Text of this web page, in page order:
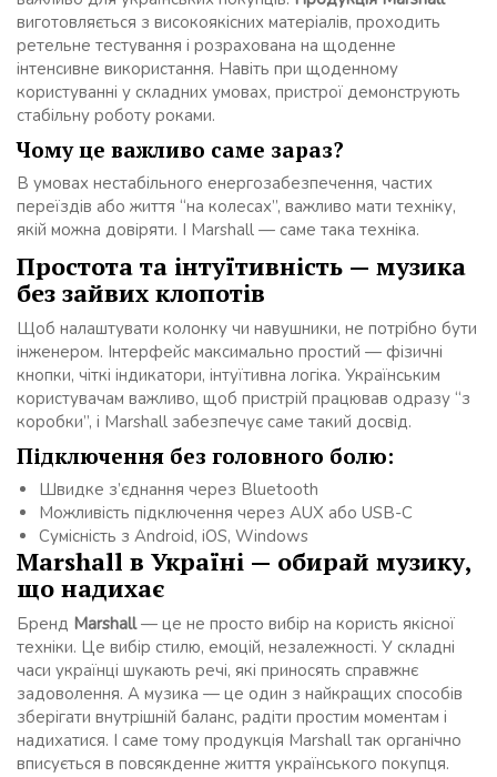
виготовляється з високоякісних матеріалів, проходить
ретельне тестування і розрахована на щоденне
інтенсивне використання. Навіть при щоденному
користуванні у складних умовах, пристрої демонструють
стабільну роботу роками.
Чому це важливо саме зараз?
В умовах нестабільного енергозабезпечення, частих
переїздів або життя “на колесах”, важливо мати техніку,
якій можна довіряти. І Marshall — саме така техніка.
Простота та інтуїтивність — музика
без зайвих клопотів
Щоб налаштувати колонку чи навушники, не потрібно бути
інженером. Інтерфейс максимально простий — фізичні
кнопки, чіткі індикатори, інтуїтивна логіка. Українським
користувачам важливо, щоб пристрій працював одразу “з
коробки”, і Marshall забезпечує саме такий досвід.
Підключення без головного болю:
Швидке з’єднання через Bluetooth
Можливість підключення через AUX або USB-C
Сумісність з Android, iOS, Windows
Marshall в Україні — обирай музику,
що надихає
Бренд Marshall— це не просто вибір на користь якісної
техніки. Це вибір стилю, емоцій, незалежності. У складні
часи українці шукають речі, які приносять справжнє
задоволення. А музика — це один з найкращих способів
зберігати внутрішній баланс, радіти простим моментам і
надихатися. І саме тому продукція Marshall так органічно
вписується в повсякденне життя українського покупця.